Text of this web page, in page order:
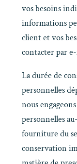
vos besoins
informations
client et vos
contacter par
La durée de
personnelles
nous
personnelles
fourniture du
conservation